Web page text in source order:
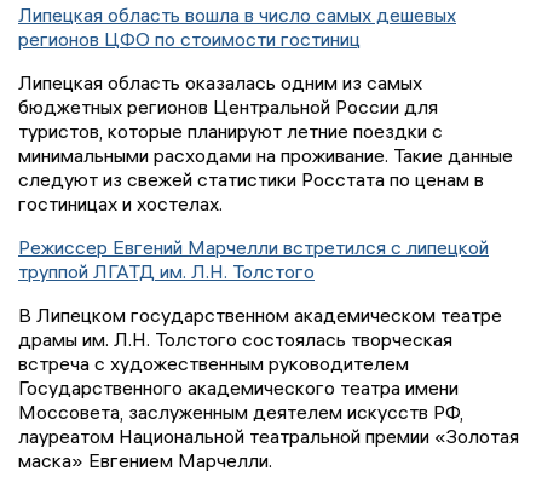
Липецкая область вошла в число самых дешевых
регионов ЦФО по стоимости гостиниц
Липецкая область оказалась одним из самых
бюджетных регионов Центральной России для
туристов, которые планируют летние поездки с
минимальными расходами на проживание. Такие данные
следуют из свежей статистики Росстата по ценам в
гостиницах и хостелах.
Режиссер Евгений Марчелли встретился с липецкой
труппой ЛГАТД им. Л.Н. Толстого
В Липецком государственном академическом театре
драмы им. Л.Н. Толстого состоялась творческая
встреча с художественным руководителем
Государственного академического театра имени
Моссовета, заслуженным деятелем искусств РФ,
лауреатом Национальной театральной премии «Золотая
маска» Евгением Марчелли.